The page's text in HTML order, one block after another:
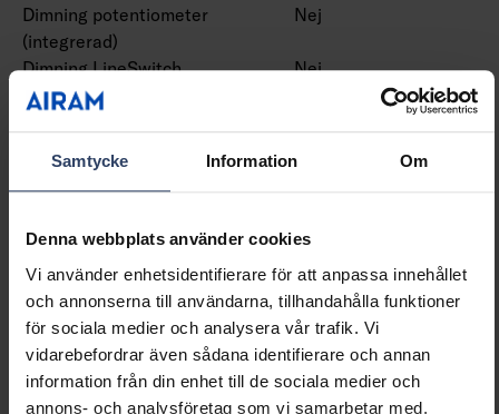
Samtycke Information Om
Denna webbplats använder cookies
Vi använder enhetsidentifierare för att anpassa innehållet
och annonserna till användarna, tillhandahålla funktioner
för sociala medier och analysera vår trafik. Vi
vidarebefordrar även sådana identifierare och annan
information från din enhet till de sociala medier och
annons- och analysföretag som vi samarbetar med.
Dimning potentiometer
(integrerad)
Nej
Dimning LineSwitch
Nej
Dimning tillverkarspecifik
Dimning bakkant (phase
Dimning framkant (phase
Dimning programmerbar
Ja
Dimning RF
Nej
Dimming sinusvåg (Sine
Wave Reduction)
Nej
Dimning med touch
Nej